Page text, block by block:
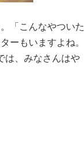
「こんなやついた
ーもいますよね。
は、みなさんはや